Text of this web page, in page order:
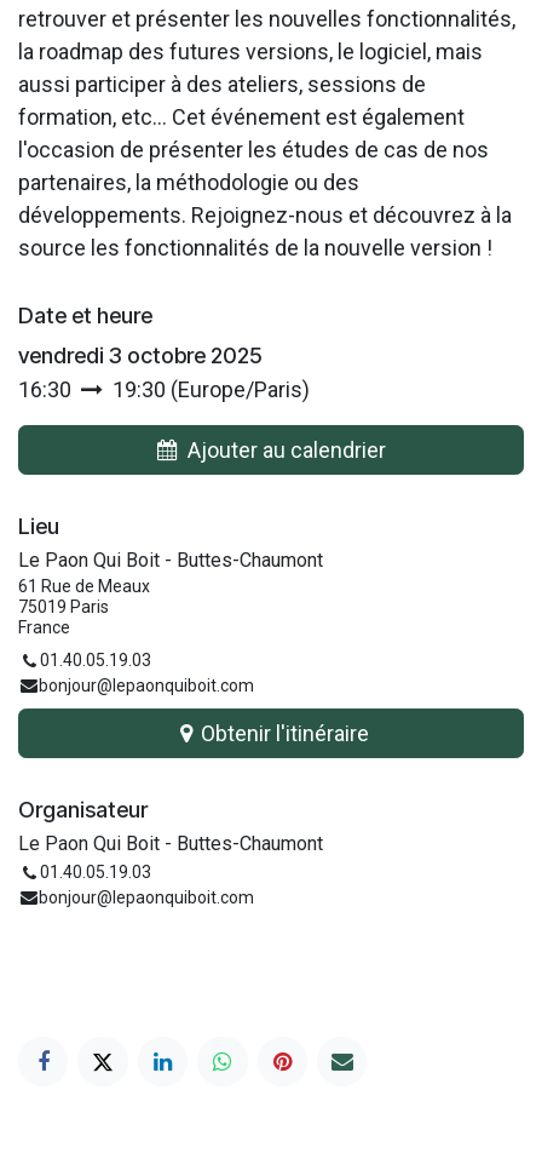
retrouver et présenter les nouvelles fonctionnalités,
la roadmap des futures versions, le logiciel, mais
aussi participer à des ateliers, sessions de
formation, etc... Cet événement est également
l'occasion de présenter les études de cas de nos
partenaires, la méthodologie ou des
développements. Rejoignez-nous et découvrez à la
source les fonctionnalités de la nouvelle version !
Date et heure
vendredi 3 octobre 2025
16:30
19:30 (Europe/Paris)
Ajouter au calendrier
Lieu
Le Paon Qui Boit - Buttes-Chaumont
61 Rue de Meaux
75019 Paris
France
01.40.05.19.03
bonjour@lepaonquiboit.com
Obtenir l'itinéraire
Organisateur
Le Paon Qui Boit - Buttes-Chaumont
01.40.05.19.03
bonjour@lepaonquiboit.com